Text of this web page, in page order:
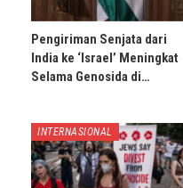
Pengiriman Senjata dari
India ke ‘Israel’ Meningkat
Selama Genosida di…
INTERNASIONAL